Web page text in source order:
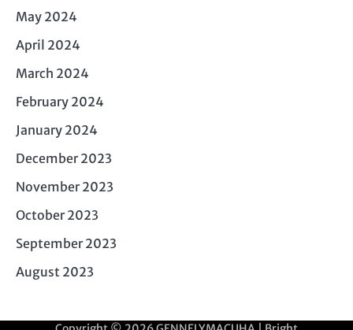
May 2024
April 2024
March 2024
February 2024
January 2024
December 2023
November 2023
October 2023
September 2023
August 2023